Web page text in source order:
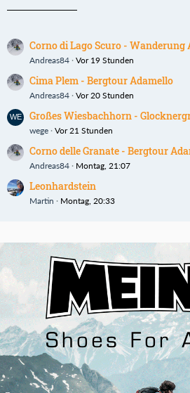
Corno di Lago Scuro - Wanderung
Andreas84 Vor 19 Stunden
Cima Plem - Bergtour Adamello
Andreas84 Vor 20 Stunden
Großes Wiesbachhorn -
wege Vor 21 Stunden
Corno delle Granate - Bergtour
Andreas84 Montag, 21:07
Leonhardstein
Martin Montag, 20:33